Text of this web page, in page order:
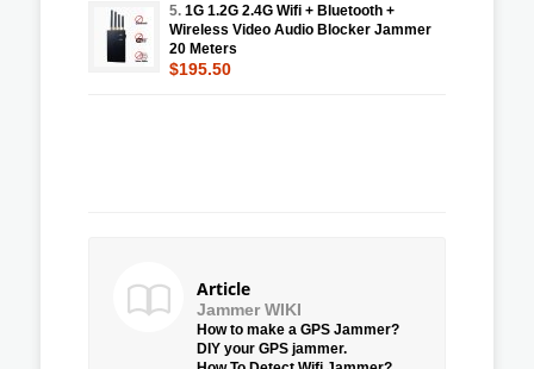
5. 1G 1.2G 2.4G Wifi + Bluetooth +
Wireless Video Audio Blocker Jammer
20 Meters
$195.50
Article
Jammer WIKI
How to make a GPS Jammer?
DIY your GPS jammer.